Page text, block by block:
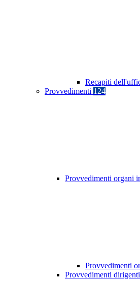
Recapiti
Provvedimenti 124
Provvedimenti organi
Provvedimenti
Provvedimenti